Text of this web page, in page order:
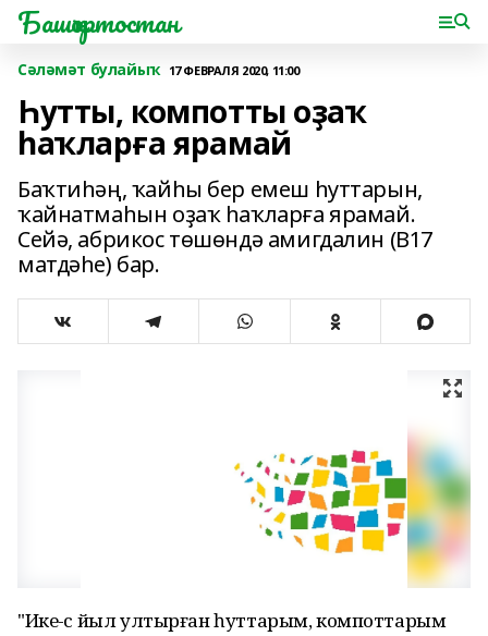
Башҡортостан
Сәләмәт булайыҡ 17 ФЕВРАЛЯ 2020, 11:00
Һутты, компотты оҙаҡ
һаҡларға ярамай
Баҡтиһәң, ҡайһы бер емеш һуттарын,
ҡайнатмаһын оҙаҡ һаҡларға ярамай.
Сейә, абрикос төшөндә амигдалин (В17
матдәһе) бар.
"Ике-өс йыл ултырған һуттарым, компоттарым